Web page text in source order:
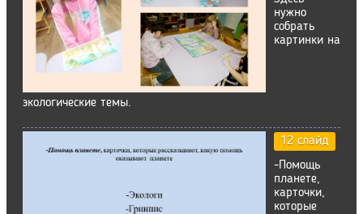
нужно
собрать
картинки на
экологические темы.
12 слайд
-Помощь
планете,
карточки,
которые